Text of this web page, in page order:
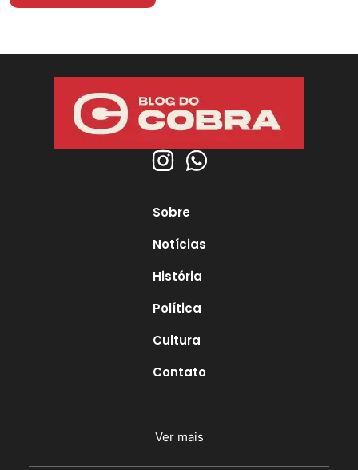
Sobre
Notícias
História
Política
Cultura
Contato
Ver mais